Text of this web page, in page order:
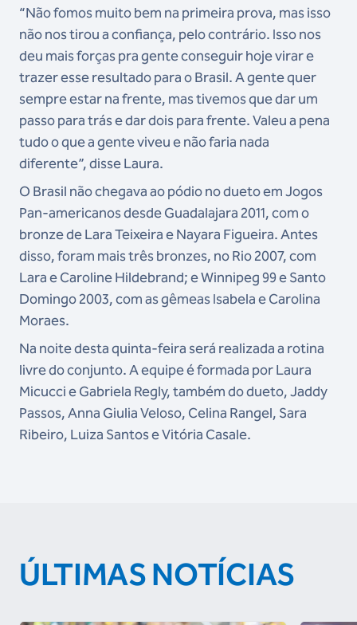
“Não fomos muito bem na primeira prova, mas isso
não nos tirou a confiança, pelo contrário. Isso nos
deu mais forças pra gente conseguir hoje virar e
trazer esse resultado para o Brasil. A gente quer
sempre estar na frente, mas tivemos que dar um
passo para trás e dar dois para frente. Valeu a pena
tudo o que a gente viveu e não faria nada
diferente”, disse Laura.
O Brasil não chegava ao pódio no dueto em Jogos
Pan-americanos desde Guadalajara 2011, com o
bronze de Lara Teixeira e Nayara Figueira. Antes
disso, foram mais três bronzes, no Rio 2007, com
Lara e Caroline Hildebrand; e Winnipeg 99 e Santo
Domingo 2003, com as gêmeas Isabela e Carolina
Moraes.
Na noite desta quinta-feira será realizada a rotina
livre do conjunto. A equipe é formada por Laura
Micucci e Gabriela Regly, também do dueto, Jaddy
Passos, Anna Giulia Veloso, Celina Rangel, Sara
Ribeiro, Luiza Santos e Vitória Casale.
ÚLTIMAS NOTÍCIAS